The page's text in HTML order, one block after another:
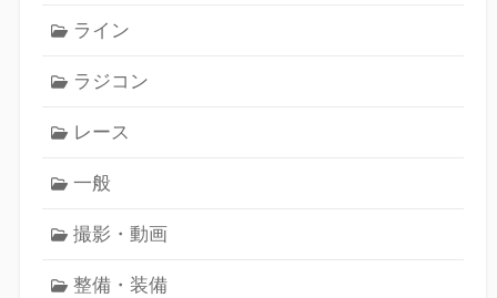
ライン
ラジコン
レース
一般
撮影・動画
整備・装備